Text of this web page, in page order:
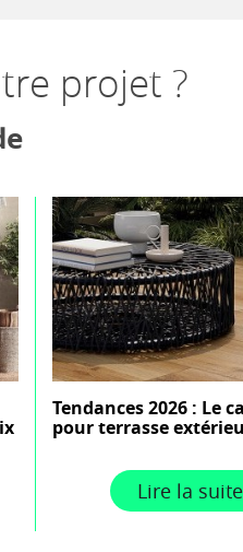
projet ?
Tendances 2026 : Le
pour terrasse
Lire la suite